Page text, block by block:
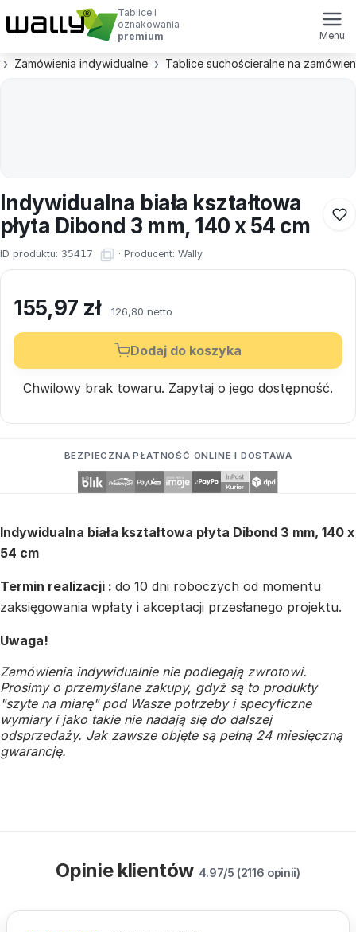
Tablice i
oznakowania
premium
Menu
Zamówienia indywidualne Tablice suchościeralne na
Indywidualna biała kształtowa
płyta Dibond 3 mm, 140 x 54 cm
ID produktu: 35417 · Producent: Wally
155,97 zł 126,80 netto
Dodaj do koszyka
Chwilowy brak towaru. Zapytaj o jego dostępność.
BEZPIECZNA PŁATNOŚĆ ONLINE I DOSTAWA
Indywidualna biała kształtowa płyta Dibond 3 mm, 140 x
54 cm
Termin realizacji : do 10 dni roboczych od momentu
zaksięgowania wpłaty i akceptacji przesłanego projektu.
Uwaga!
Zamówienia indywidualnie nie podlegają zwrotowi.
Prosimy o przemyślane zakupy, gdyż są to produkty
"szyte na miarę" pod Wasze potrzeby i specyficzne
wymiary i jako takie nie nadają się do dalszej
odsprzedaży. Jak zawsze objęte są pełną 24 miesięczną
gwarancję.
Opinie klientów 4.97/5 (2116 opinii)